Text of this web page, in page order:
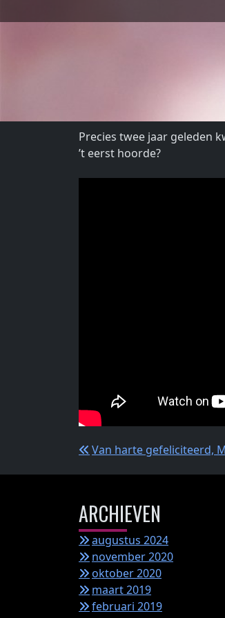
Precies twee jaar geleden
’t eerst hoorde?
Bericht
navigatie
Van harte gefeliciteerd,
ARCHIEVEN
augustus 2024
november 2020
oktober 2020
maart 2019
februari 2019